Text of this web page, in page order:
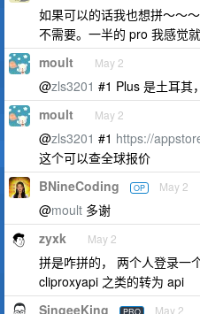
如果可以的话我也想拼～～
不需要。一半的 pro 我感觉
moult May 2
@zls3201 #1 Plus 是土耳其
moult May 2
@zls3201 #1 https://
这个可以查全球报价
BNineCoding OP May 2
@moult 多谢
zyxk May 2
拼是咋拼的， 两个人登录一
cliproxyapi 之类的转为 api
SingeeKing May 2